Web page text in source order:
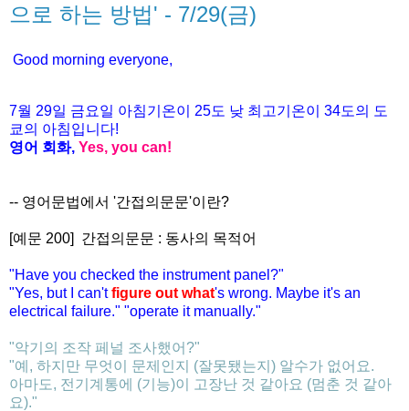
으로 하는 방법' - 7/29(금)
Good morning everyone,
7월 29일 금요일 아침기온이 25도 낮 최고기온이 34도의 도
쿄의 아침입니다!
영어 회화, Yes, you can!
-- 영어문법에서 '간접의문문'이란?
[예문 200] 간접의문문 : 동사의 목적어
"Have you checked the instrument panel?"
"Yes, but I can'tfigure out what's wrong. Maybe it's an
electrical failure." "operate it manually."
"악기의 조작 페널 조사했어?"
"예, 하지만 무엇이 문제인지 (잘못됐는지) 알수가 없어요.
아마도, 전기계통에 (기능)이 고장난 것 같아요 (멈춘 것 같아
요)."